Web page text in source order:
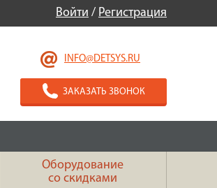
Войти / Регистрация
INFO@DETSYS.RU
ЗАКАЗАТЬ ЗВОНОК
Оборудование
со скидками